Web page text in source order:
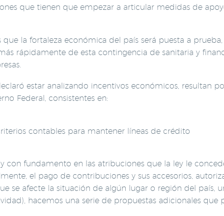
que tienen que empezar a articular medidas de
la fortaleza económica del país será puesta a prueba,
rápidamente de esta contingencia de sanitaria y
estar analizando incentivos económicos, resultan
Federal, consistentes en:
contables para mantener líneas de crédito
con fundamento en las atribuciones que la ley le
el pago de contribuciones y sus accesorios,
se afecte la situación de algún lugar o región del país,
hacemos una serie de propuestas adicionales que